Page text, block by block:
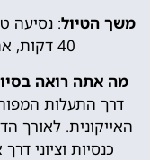
משך הטיול
40 דקות, אם כי יש סיורים ארוכים יותר.
מה אתה רואה
דרך התעלות
האייקונית. לאורך
כנסיות וציוני